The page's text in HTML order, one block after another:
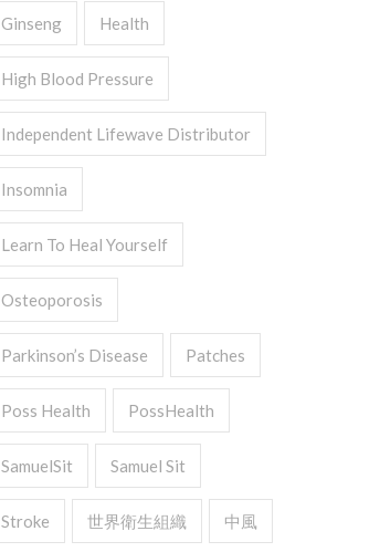
Ginseng Health
High Blood Pressure
Independent Lifewave Distributor
Insomnia
Learn To Heal Yourself
Osteoporosis
Parkinson’s Disease Patches
Poss Health PossHealth
SamuelSit Samuel Sit
Stroke 世界衛生組織 中風